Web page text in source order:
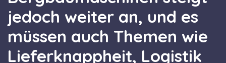
jedoch weiter an, und es
müssen auch Themen wie
Lieferknappheit, Logistik